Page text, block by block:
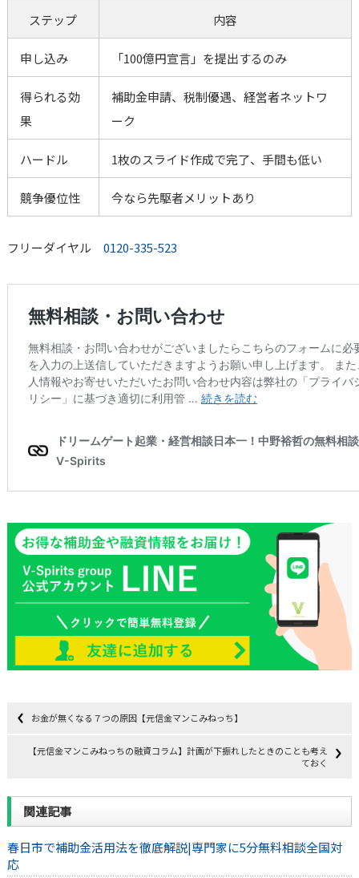
ステップ 内容
申し込み 「100億円宣言」を提出するのみ
得られる効
果
補助金申請、税制優遇、経営者ネットワ
ーク
ハードル 1枚のスライド作成で完了、手間も低い
競争優位性 今なら先駆者メリットあり
フリーダイヤル 0120-335-523
お金が無くなる７つの原因【元信金マンこみねっち】
【元信金マンこみねっちの融資コラム】計画が下振れしたときのことも考え
ておく
関連記事
春日市で補助金活用法を徹底解説|専門家に5分無料相談全国対
応